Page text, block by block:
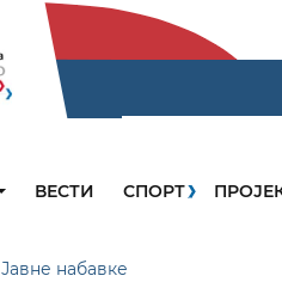
ВЕСТИ СПОРТ
Јавне набавке